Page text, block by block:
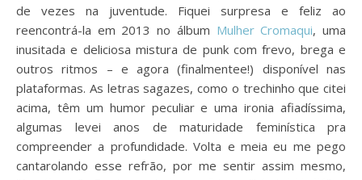
de vezes na juventude. Fiquei surpresa e feliz ao
reencontrá-la em 2013 no álbum Mulher Cromaqui, uma
inusitada e deliciosa mistura de punk com frevo, brega e
outros ritmos – e agora (finalmentee!) disponível nas
plataformas. As letras sagazes, como o trechinho que citei
acima, têm um humor peculiar e uma ironia afiadíssima,
algumas levei anos de maturidade feminística pra
compreender a profundidade. Volta e meia eu me pego
cantarolando esse refrão, por me sentir assim mesmo,